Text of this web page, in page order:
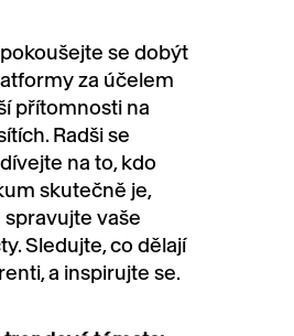
se dobýt
za účelem
přítomnosti na
Radši se
na to, kdo
skutečně je,
vaše
Sledujte, co dělají
a inspirujte se.